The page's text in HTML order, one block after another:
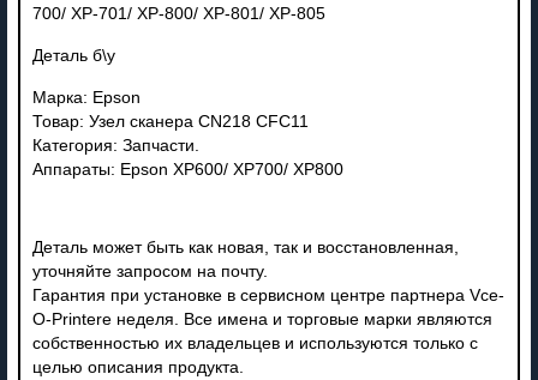
700/ XP-701/ XP-800/ XP-801/ XP-805
Деталь б\у
Марка: Epson
Товар: Узел сканера CN218 CFC11
Категория: Запчасти.
Аппараты: Epson XP600/ XP700/ XP800
Деталь может быть как новая, так и восстановленная,
уточняйте запросом на почту.
Гарантия при установке в сервисном центре партнера Vce-
O-Printere неделя. Все имена и торговые марки являются
собственностью их владельцев и используются только с
целью описания продукта.